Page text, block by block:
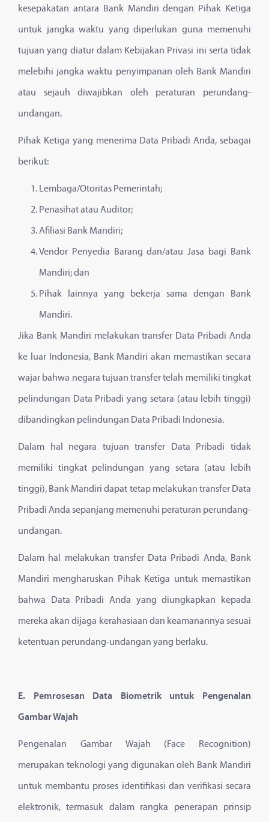
kesepakatan antara Bank Mandiri dengan Pihak Ketiga
untuk jangka waktu yang diperlukan guna memenuhi
tujuan yang diatur dalam Kebijakan Privasi ini serta tidak
melebihi jangka waktu penyimpanan oleh Bank Mandiri
atau sejauh diwajibkan oleh peraturan perundang-
undangan.
Pihak Ketiga yang menerima Data Pribadi Anda, sebagai
berikut:
Lembaga/Otoritas Pemerintah;
Penasihat atau Auditor;
Afiliasi Bank Mandiri;
Vendor Penyedia Barang dan/atau Jasa bagi Bank
Mandiri; dan
Pihak lainnya yang bekerja sama dengan Bank
Mandiri.
Jika Bank Mandiri melakukan transfer Data Pribadi Anda
ke luar Indonesia, Bank Mandiri akan memastikan secara
wajar bahwa negara tujuan transfer telah memiliki tingkat
pelindungan Data Pribadi yang setara (atau lebih tinggi)
dibandingkan pelindungan Data Pribadi Indonesia.
Dalam hal negara tujuan transfer Data Pribadi tidak
memiliki tingkat pelindungan yang setara (atau lebih
tinggi), Bank Mandiri dapat tetap melakukan transfer Data
Pribadi Anda sepanjang memenuhi peraturan perundang-
undangan.
Dalam hal melakukan transfer Data Pribadi Anda, Bank
Mandiri mengharuskan Pihak Ketiga untuk memastikan
bahwa Data Pribadi Anda yang diungkapkan kepada
mereka akan dijaga kerahasiaan dan keamanannya sesuai
ketentuan perundang-undangan yang berlaku.
E. Pemrosesan Data Biometrik untuk Pengenalan
Gambar Wajah
Pengenalan Gambar Wajah (Face Recognition)
merupakan teknologi yang digunakan oleh Bank Mandiri
untuk membantu proses identifikasi dan verifikasi secara
elektronik, termasuk dalam rangka penerapan prinsip